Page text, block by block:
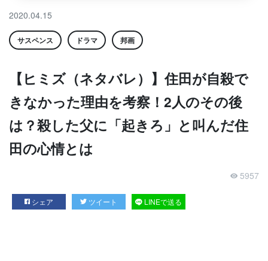
2020.04.15
サスペンス ドラマ 邦画
【ヒミズ（ネタバレ）】住田が自殺で
きなかった理由を考察！2人のその後
は？殺した父に「起きろ」と叫んだ住
田の心情とは
5957
シェア ツイート LINEで送る